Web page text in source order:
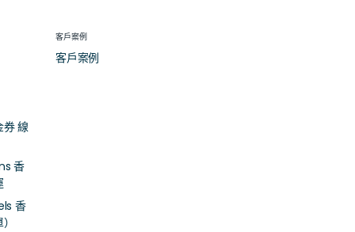
線
香
香
客戶案例
客戶案例